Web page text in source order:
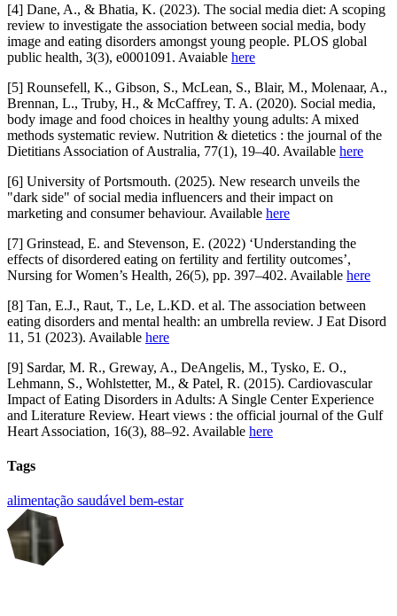
[4] Dane, A., & Bhatia, K. (2023). The social media diet: A scoping
review to investigate the association between social media, body
image and eating disorders amongst young people. PLOS global
public health, 3(3), e0001091. Avaiable here
[5] Rounsefell, K., Gibson, S., McLean, S., Blair, M., Molenaar, A.,
Brennan, L., Truby, H., & McCaffrey, T. A. (2020). Social media,
body image and food choices in healthy young adults: A mixed
methods systematic review. Nutrition & dietetics : the journal of the
Dietitians Association of Australia, 77(1), 19–40. Available here
[6] University of Portsmouth. (2025). New research unveils the
"dark side" of social media influencers and their impact on
marketing and consumer behaviour. Available here
[7] Grinstead, E. and Stevenson, E. (2022) ‘Understanding the
effects of disordered eating on fertility and fertility outcomes’,
Nursing for Women’s Health, 26(5), pp. 397–402. Available here
[8] Tan, E.J., Raut, T., Le, L.KD. et al. The association between
eating disorders and mental health: an umbrella review. J Eat Disord
11, 51 (2023). Available here
[9] Sardar, M. R., Greway, A., DeAngelis, M., Tysko, E. O.,
Lehmann, S., Wohlstetter, M., & Patel, R. (2015). Cardiovascular
Impact of Eating Disorders in Adults: A Single Center Experience
and Literature Review. Heart views : the official journal of the Gulf
Heart Association, 16(3), 88–92. Available here
Tags
alimentação saudável bem-estar